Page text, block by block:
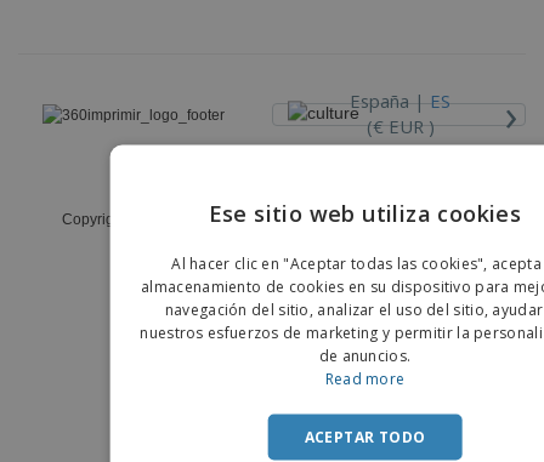
España |ES
(€ EUR )
›
Copyright © 2026 - 360imprimir. Todos los derechos reservados
Ese sitio web utiliza cookies
Al hacer clic en "Aceptar todas las cookies",
almacenamiento de cookies en su dispositivo para
navegación del sitio, analizar el uso del sitio,
nuestros esfuerzos de marketing y permitir la
de anuncios.
Read more
ACEPTAR TODO